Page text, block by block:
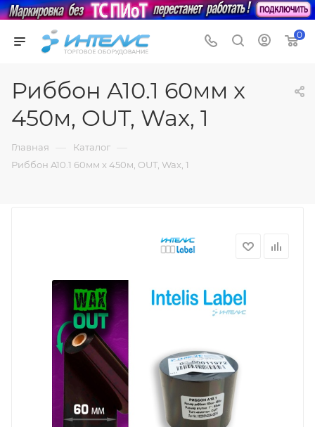
0
Риббон A10.1 60мм x
450м, OUT, Wax, 1
Главная — Каталог —
Риббон A10.1 60мм x 450м, OUT, Wax, 1